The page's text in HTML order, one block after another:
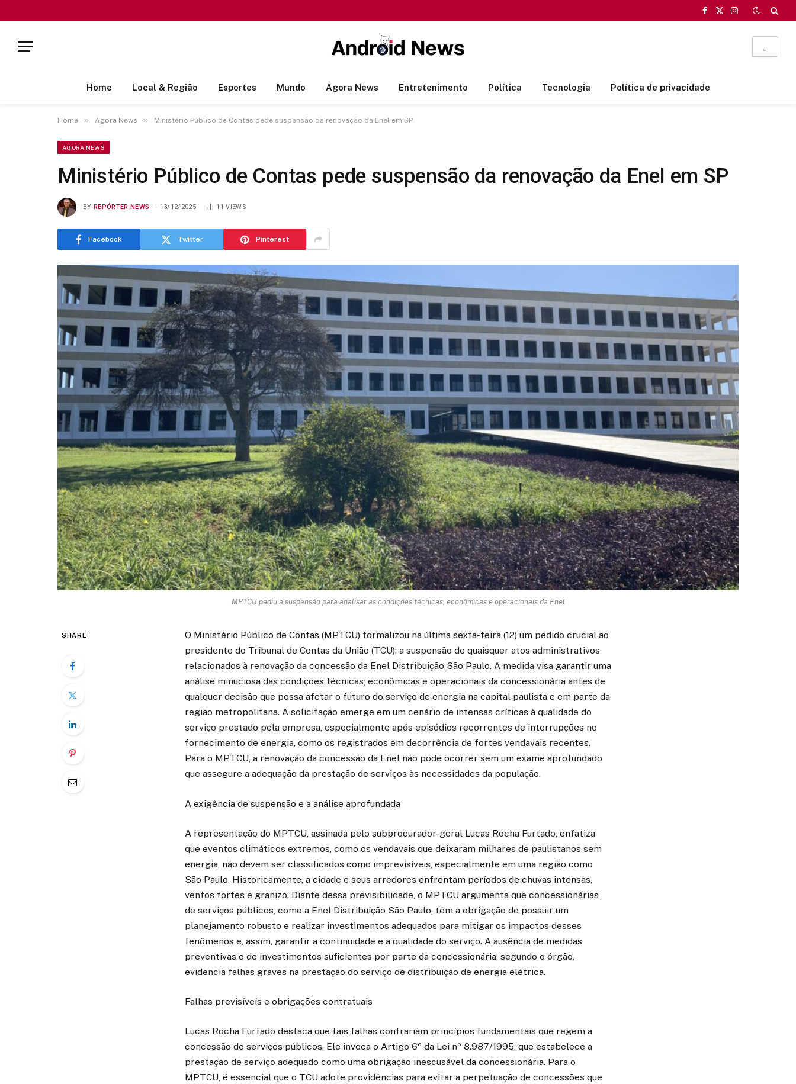
Facebook
X
Instagram
Home Local & Região Esportes Mundo Agora News Entretenimento Política Tecnologia Política de privacidade
Home » Agora News » Ministério Público de Contas pede suspensão da renovação da Enel em SP
AGORA NEWS
Ministério Público de Contas pede suspensão da renovação da Enel em SP
BY REPÓRTER NEWS 13/12/2025 11VIEWS
Facebook Twitter Pinterest
MPTCU pediu a suspensão para analisar as condições técnicas, econômicas e operacionais da Enel
SHARE
O Ministério Público de Contas (MPTCU) formalizou na última sexta-feira (12) um pedido crucial ao
presidente do Tribunal de Contas da União (TCU): a suspensão de quaisquer atos administrativos
relacionados à renovação da concessão da Enel Distribuição São Paulo. A medida visa garantir uma
análise minuciosa das condições técnicas, econômicas e operacionais da concessionária antes de
qualquer decisão que possa afetar o futuro do serviço de energia na capital paulista e em parte da
região metropolitana. A solicitação emerge em um cenário de intensas críticas à qualidade do
serviço prestado pela empresa, especialmente após episódios recorrentes de interrupções no
fornecimento de energia, como os registrados em decorrência de fortes vendavais recentes.
Para o MPTCU, a renovação da concessão da Enel não pode ocorrer sem um exame aprofundado
que assegure a adequação da prestação de serviços às necessidades da população.
A exigência de suspensão e a análise aprofundada
A representação do MPTCU, assinada pelo subprocurador-geral Lucas Rocha Furtado, enfatiza
que eventos climáticos extremos, como os vendavais que deixaram milhares de paulistanos sem
energia, não devem ser classificados como imprevisíveis, especialmente em uma região como
São Paulo. Historicamente, a cidade e seus arredores enfrentam períodos de chuvas intensas,
ventos fortes e granizo. Diante dessa previsibilidade, o MPTCU argumenta que concessionárias
de serviços públicos, como a Enel Distribuição São Paulo, têm a obrigação de possuir um
planejamento robusto e realizar investimentos adequados para mitigar os impactos desses
fenômenos e, assim, garantir a continuidade e a qualidade do serviço. A ausência de medidas
preventivas e de investimentos suficientes por parte da concessionária, segundo o órgão,
evidencia falhas graves na prestação do serviço de distribuição de energia elétrica.
Falhas previsíveis e obrigações contratuais
Lucas Rocha Furtado destaca que tais falhas contrariam princípios fundamentais que regem a
concessão de serviços públicos. Ele invoca o Artigo 6º da Lei nº 8.987/1995, que estabelece a
prestação de serviço adequado como uma obrigação inescusável da concessionária. Para o
MPTCU, é essencial que o TCU adote providências para evitar a perpetuação de concessões que